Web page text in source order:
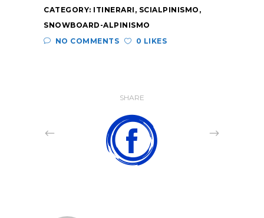
CATEGORY: ITINERARI , SCIALPINISMO ,
SNOWBOARD-ALPINISMO
NO COMMENTS
0 LIKES
SHARE